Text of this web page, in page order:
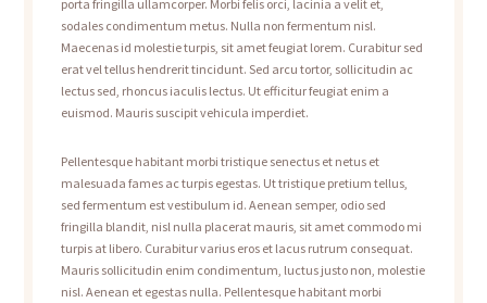
porta fringilla ullamcorper. Morbi felis orci, lacinia a velit et,
sodales condimentum metus. Nulla non fermentum nisl.
Maecenas id molestie turpis, sit amet feugiat lorem. Curabitur sed
erat vel tellus hendrerit tincidunt. Sed arcu tortor, sollicitudin ac
lectus sed, rhoncus iaculis lectus. Ut efficitur feugiat enim a
euismod. Mauris suscipit vehicula imperdiet.
Pellentesque habitant morbi tristique senectus et netus et
malesuada fames ac turpis egestas. Ut tristique pretium tellus,
sed fermentum est vestibulum id. Aenean semper, odio sed
fringilla blandit, nisl nulla placerat mauris, sit amet commodo mi
turpis at libero. Curabitur varius eros et lacus rutrum consequat.
Mauris sollicitudin enim condimentum, luctus justo non, molestie
nisl. Aenean et egestas nulla. Pellentesque habitant morbi